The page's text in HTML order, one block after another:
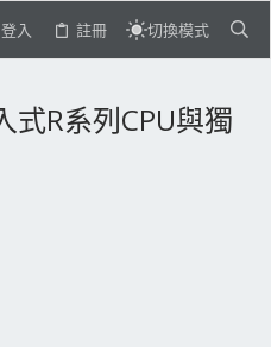
登入 註冊 切換模式
式R系列CPU與獨